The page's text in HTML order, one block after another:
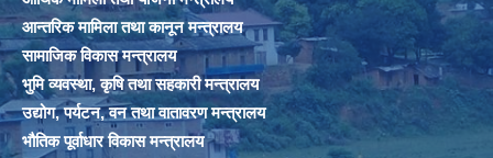
आन्तरिक मामिला तथा कानून मन्त्रालय
सामाजिक विकास मन्त्रालय
भुमि व्यवस्था, कृषि तथा सहकारी मन्त्रालय
उद्योग, पर्यटन, वन तथा वातावरण मन्त्रालय
भौतिक पूर्वाधार विकास मन्त्रालय